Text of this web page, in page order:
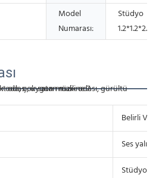
Model
Numarası:
Stüdyo
1.2*1.2*2.1m
Belirli
Ses
Stüdyo